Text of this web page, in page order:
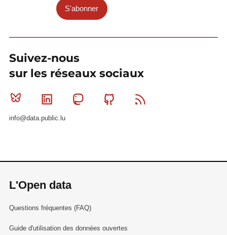
S'abonner
Suivez-nous
sur les réseaux sociaux
Bluesky Linkedin MastodonGithub
info@data.public.lu
L'Open data
Questions fréquentes (FAQ)
Guide d'utilisation des données ouvertes